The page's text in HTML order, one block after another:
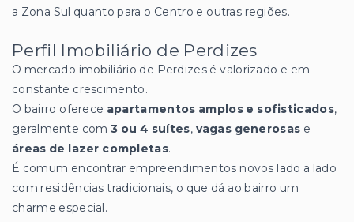
a Zona Sul quanto para o Centro e outras regiões.
Perfil Imobiliário de Perdizes
O mercado imobiliário de Perdizes é valorizado e em
constante crescimento.
O bairro oferece apartamentos amplos e sofisticados,
geralmente com3 ou 4 suítes, vagas generosas e
áreas de lazer completas.
É comum encontrar empreendimentos novos lado a lado
com residências tradicionais, o que dá ao bairro um
charme especial.